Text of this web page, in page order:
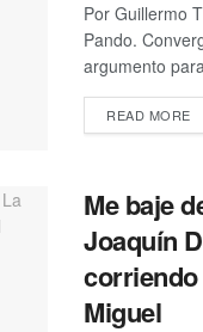
Por Guillermo
Pando.
argumento
READ MORE
Me baje
Joaquín
Miguel